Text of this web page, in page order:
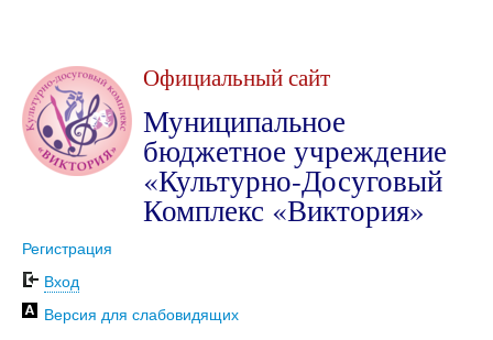
Официальный сайт
Муниципальное
бюджетное учреждение
«Культурно-Досуговый
Комплекс «Виктория»
Регистрация
Вход
Версия для слабовидящих